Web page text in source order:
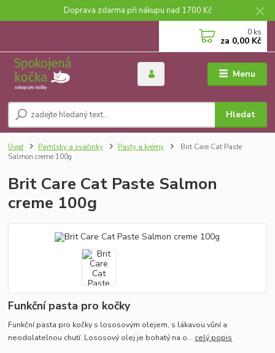
Doprava zdarma při nákupu nad 1700 Kč
Menu
Hledat
0 ks
za 0,00 Kč
Úvod Pamlsky a svačinky Pasty a krémy
Brit Care Cat Paste
Salmon creme 100g
Brit Care Cat Paste Salmon
creme 100g
Funkční pasta pro kočky
Funkční pasta pro kočky s lososovým olejem, s lákavou vůní a
neodolatelnou chutí. Lososový olej je bohatý na o... celý popis